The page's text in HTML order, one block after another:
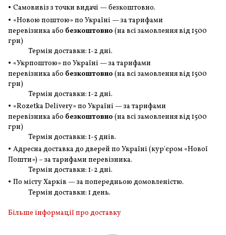
• Самовивіз з точки видачі — безкоштовно.
• «Новою поштою» по Україні — за тарифами
перевізника або безкоштовно (на всі замовленнявід 1500
грн)
Термін доставки: 1-2 дні.
• «Укрпоштою» по Україні — за тарифами
перевізника або безкоштовно (на всі замовленнявід 1500
грн)
Термін доставки: 1-2 дні.
• «Rozetka Delivery» по Україні — за тарифами
перевізника або безкоштовно (на всі замовленнявід 1500
грн)
Термін доставки: 1-5 днів.
• Адресна доставка до дверей по Україні (кур'єром «Нової
Пошти») – за тарифами перевізника.
Термін доставки: 1-2 дні.
• По місту Харків — за попередньою домовленістю.
Термін доставки: 1 день.
Більше інформації про доставку